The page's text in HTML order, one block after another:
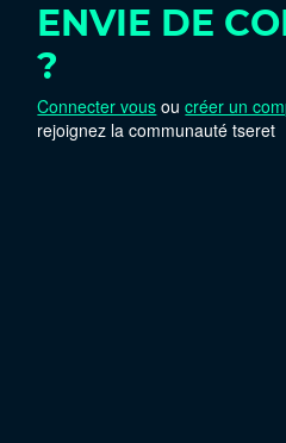
ENVIE DE
?
Connecter vous oucréer un
rejoignez la communauté tseret